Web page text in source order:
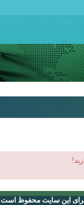
این سایت محفوظ است